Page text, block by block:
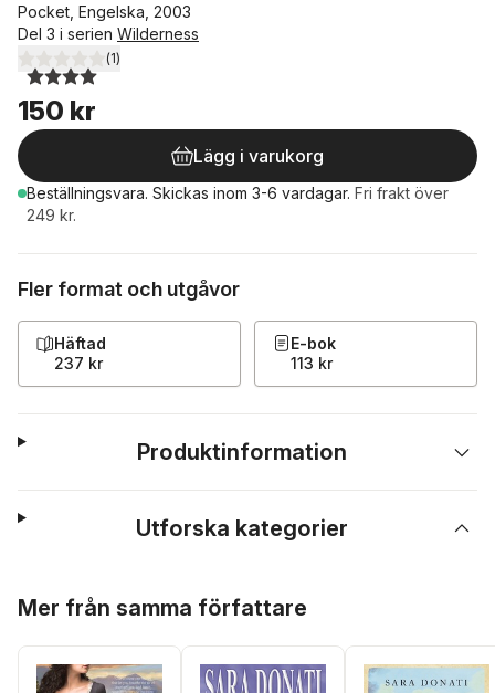
Pocket, Engelska, 2003
Del 3 i serien Wilderness
4,0utav 5 stjärnor. Totalt antal röster:
(1)
150 kr
Lägg i varukorg
Beställningsvara. Skickas inom 3-6 vardagar. Fri frakt över
249 kr.
Fler format och utgåvor
Häftad
237 kr
E-bok
113 kr
Produktinformation
Utforska kategorier
Mer från samma författare